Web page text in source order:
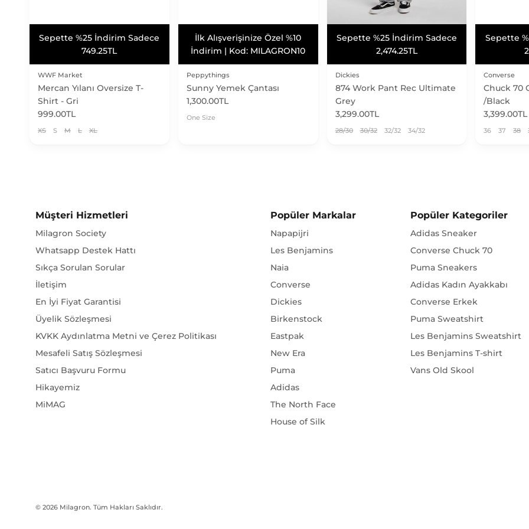
Vade Farksız 3 Taksit
Vade Farksız 3 Taksit
Mercan Yılanı Oversize T-
Shirt - Gri
999.00TL
XS S M
Vade Farksız 3 Taksit
Vade Farksız 3 Taksit
Sunny Yemek Çantası
1,300.00TL
One Size
Vade Farksız 3 Taksit
Vade Farksız 3 Taksit
874 Work Pant Rec Ultimate
Grey
3,299.00TL
28/30 30/32
Vade
Vade
Chuck 70
/Black
3,399.00TL
36 37 38
Milagron Society
Whatsapp Destek Hattı
Sıkça Sorulan Sorular
İletişim
En İyi Fiyat Garantisi
Üyelik Sözleşmesi
KVKK Aydınlatma Metni ve Çerez Politikası
Mesafeli Satış Sözleşmesi
Satıcı Başvuru Formu
Hikayemiz
MiMAG
Napapijri
Les Benjamins
Naia
Converse
Dickies
Birkenstock
Eastpak
New Era
Puma
Adidas
The North Face
House of Silk
Adidas Sneaker
Converse Chuck 70
Puma Sneakers
Adidas Kadın Ayakkabı
Converse Erkek
Puma Sweatshirt
Les Benjamins Sweatshirt
Les Benjamins T-shirt
Vans Old Skool